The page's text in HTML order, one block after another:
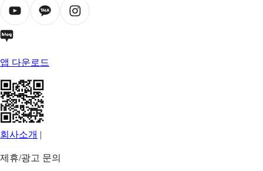
앱 다운로드
회사소개 |
제휴/광고 문의